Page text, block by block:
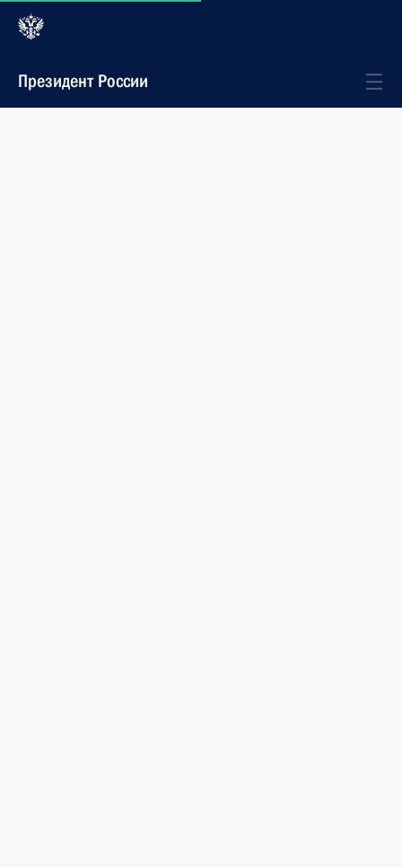
Президент России